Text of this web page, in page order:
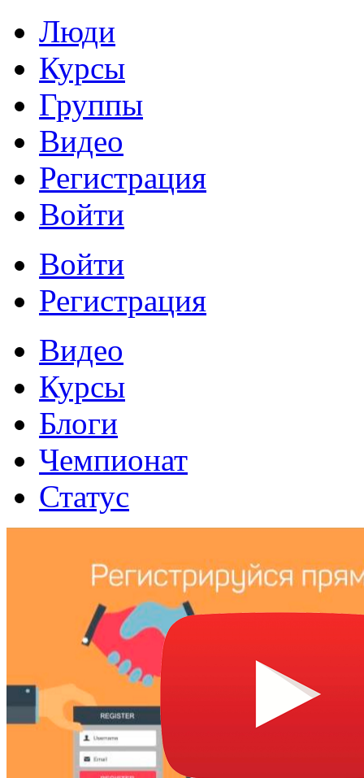
Люди
Курсы
Группы
Видео
Регистрация
Войти
Войти
Регистрация
Видео
Курсы
Блоги
Чемпионат
Статус